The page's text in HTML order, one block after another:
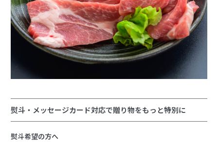
熨斗・メッセージカード対応で贈り物をもっと特別に
熨斗希望の方へ